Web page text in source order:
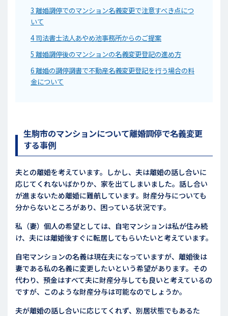
3 離婚調停でのマンション名義変更で注意すべき点につ
いて
4司法書士法人あやめ池事務所からのご提案
5 離婚調停後のマンションの名義変更登記の進め方
6離婚の調停調書で不動産名義変更登記を行う場合の料
金について
生駒市のマンションについて離婚調停で名義変更
する事例
夫との離婚を考えています。しかし、夫は離婚の話し合いに
応じてくれないばかりか、家を出てしまいました。話し合い
が進まないため離婚に難航しています。財産分与についても
分からないところがあり、困っている状況です。
私（妻）個人の希望としては、自宅マンションは私が住み続
け、夫には離婚後すぐに転居してもらいたいと考えています。
自宅マンションの名義は現在夫になっていますが、離婚後は
妻である私の名義に変更したいという希望があります。その
代わり、預金はすべて夫に財産分与しても良いと考えているの
ですが、このような財産分与は可能なのでしょうか。
夫が離婚の話し合いに応じてくれず、別居状態でもあるた